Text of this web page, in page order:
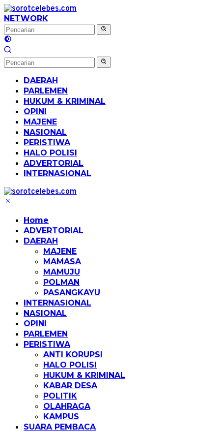
Langsung
ke
konten
NETWORK
DAERAH
PARLEMEN
HUKUM & KRIMINAL
OPINI
MAJENE
NASIONAL
PERISTIWA
HALO POLISI
ADVERTORIAL
INTERNASIONAL
Home
ADVERTORIAL
DAERAH
MAJENE
MAMASA
MAMUJU
POLMAN
PASANGKAYU
INTERNASIONAL
NASIONAL
OPINI
PARLEMEN
PERISTIWA
ANTI KORUPSI
HALO POLISI
HUKUM & KRIMINAL
KABAR DESA
POLITIK
OLAHRAGA
KAMPUS
SUARA PEMBACA